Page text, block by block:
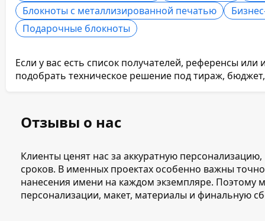
Блокноты с металлизированной печатью
Подарочные блокноты
Если у вас есть список получателей, референсы
подобрать техническое решение под тираж,
Отзывы о нас
Клиенты ценят нас за аккуратную
сроков. В именных проектах особенно важны
нанесения имени на каждом экземпляре. Поэтому
персонализации, макет, материалы и финальную